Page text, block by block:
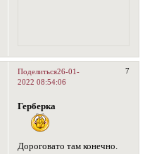
Поделиться 7
26-01-
2022 08:54:06
Герберка
Дороговато там конечно.